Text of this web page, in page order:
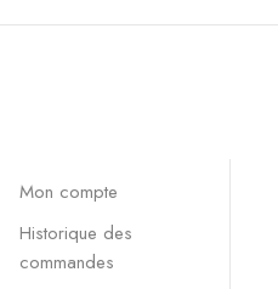
Mon compte
Historique des
commandes